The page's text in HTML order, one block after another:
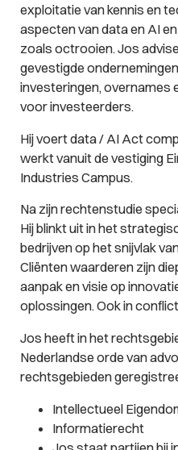
exploitatie van kennis en
aspecten van data en AI
zoals octrooien. Jos
gevestigde
investeringen, overnames
voor investeerders.
Hij voert data / AI Act
werkt vanuit de vestiging
Industries Campus.
Na zijn rechtenstudie
Hij blinkt uit in het
bedrijven op het snijvlak
Cliënten waarderen zijn
aanpak en visie op
oplossingen. Ook in
Jos heeft in het
Nederlandse orde van
rechtsgebieden
Intellectueel
Informatierecht